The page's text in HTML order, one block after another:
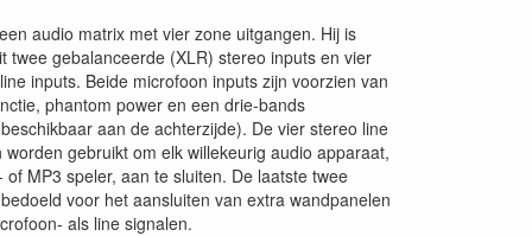
audio matrix met vier zone uitgangen. Hij is
twee gebalanceerde (XLR) stereo inputs en vier
inputs. Beide microfoon inputs zijn voorzien van
phantom power en een drie-bands
aan de achterzijde). De vier stereo line
worden gebruikt om elk willekeurig audio apparaat,
of MP3 speler, aan te sluiten. De laatste twee
voor het aansluiten van extra wandpanelen
als line signalen.